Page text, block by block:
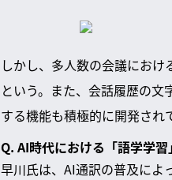
しかし、多人数の会議にお
という。また、会話履歴の
する機能も積極的に開発され
Q. AI時代における「語学学
早川氏は、AI通訳の普及によ